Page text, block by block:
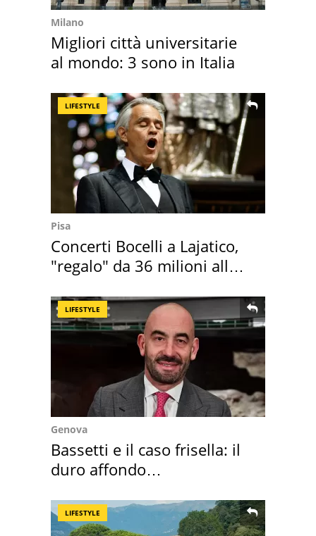
Milano
Migliori città universitarie
al mondo: 3 sono in Italia
LIFESTYLE
Pisa
Concerti Bocelli a Lajatico,
"regalo" da 36 milioni alla
LIFESTYLE
Genova
Bassetti e il caso frisella: il
duro affondo
LIFESTYLE